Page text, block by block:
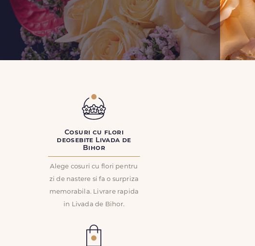
Cosuri cu flori
deosebite Livada de
Bihor
Alege cosuri cu flori pentru
zi de nastere si fa o surpriza
memorabila. Livrare rapida
in Livada de Bihor.